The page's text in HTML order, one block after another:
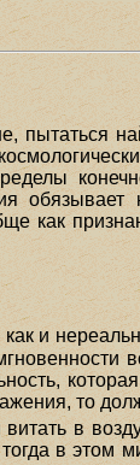
пытаться
обязывает
как
и
то
в
в этом